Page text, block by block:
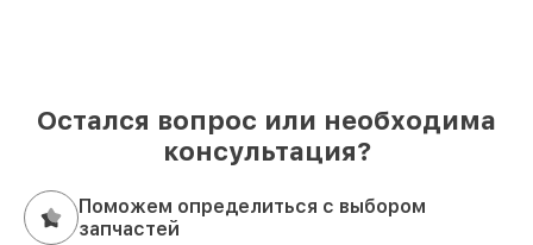
Остался вопрос или необходима
консультация?
Поможем определиться с выбором
запчастей